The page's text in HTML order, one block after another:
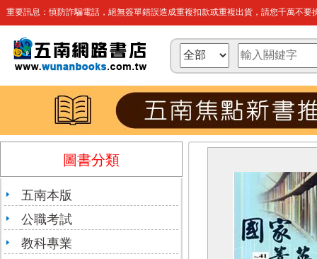
重要訊息：慎防詐騙電話，絕無簽單錯誤造成重複扣款或重複出貨，請您千萬不要
圖書分類
五南本版
公職考試
教科專業